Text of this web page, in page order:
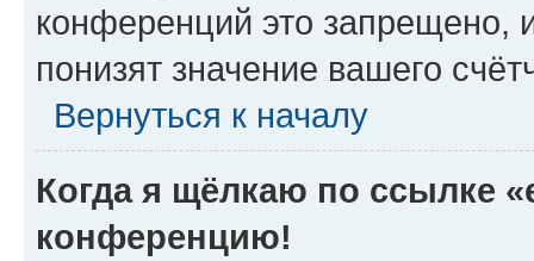
конференций это запрещено,
понизят значение вашего
Вернуться к началу
Когда я щёлкаю по ссылке
конференцию!